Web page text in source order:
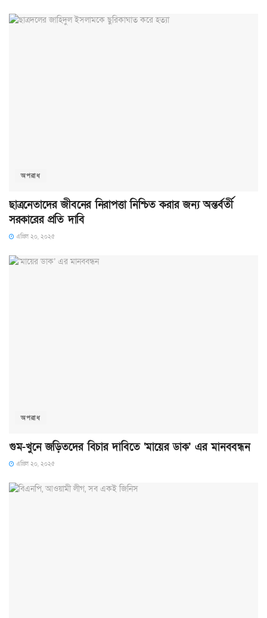
অপরাধ
ছাত্রনেতাদের জীবনের নিরাপত্তা নিশ্চিত করার জন্য অন্তর্বর্তী
সরকারের প্রতি দাবি
এপ্রিল ২০, ২০২৫
অপরাধ
গুম-খুনে জড়িতদের বিচার দাবিতে ‘মায়ের ডাক’ এর মানববন্ধন
এপ্রিল ২০, ২০২৫